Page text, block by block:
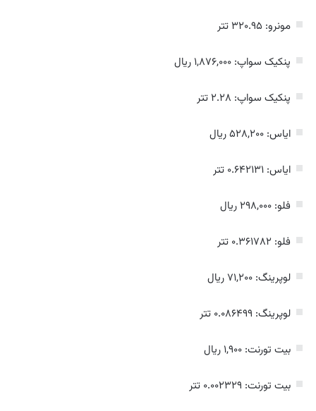
مونرو: ۳۲۰.۹۵ تتر
پنکیک سواپ: ۱,۸۷۶,۰۰۰ ریال
پنکیک سواپ: ۲.۲۸ تتر
ایاس: ۵۲۸,۲۰۰ ریال
ایاس: ۰.۶۴۲۱۳۱ تتر
فلو: ۲۹۸,۰۰۰ ریال
فلو: ۰.۳۶۱۷۸۲ تتر
لوپرینگ: ۷۱,۲۰۰ ریال
لوپرینگ: ۰.۰۸۶۴۹۹ تتر
بیت تورنت: ۱,۹۰۰ ریال
بیت تورنت: ۰.۰۰۲۳۲۹ تتر